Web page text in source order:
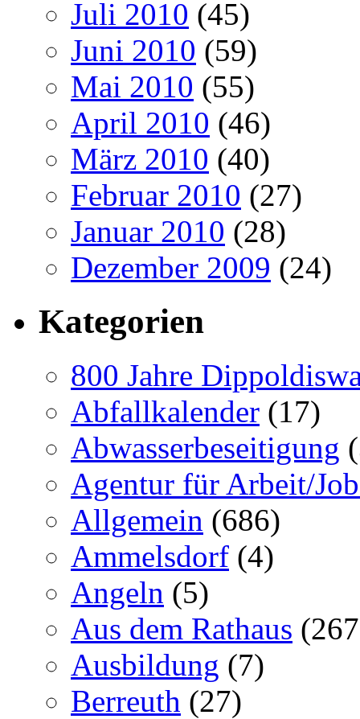
Juli 2010 (45)
Juni 2010 (59)
Mai 2010 (55)
April 2010 (46)
März 2010 (40)
Februar 2010 (27)
Januar 2010 (28)
Dezember 2009 (24)
Kategorien
800 Jahre
Abfallkalender (17)
Abwasserbeseitigung
Agentur für Arbeit/
Allgemein (686)
Ammelsdorf (4)
Angeln (5)
Aus dem Rathaus
Ausbildung (7)
Berreuth (27)